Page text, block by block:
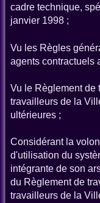
cadre technique,
janvier 1998 ;
Vu les Règles
agents contractuels
Vu le Règlement de
travailleurs de la
ultérieures ;
Considérant la
d'utilisation du
intégrante de son
du Règlement de
travailleurs de la